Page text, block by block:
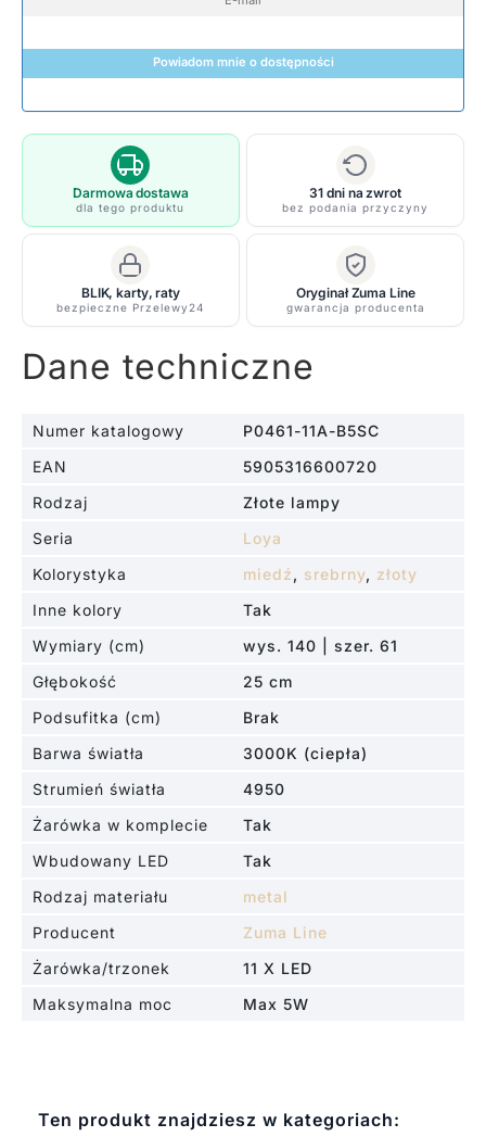
Powiadom mnie o dostępności
Darmowa dostawa
dla tego produktu
31 dni na zwrot
bez podania przyczyny
BLIK, karty, raty
bezpieczne Przelewy24
Oryginał Zuma Line
gwarancja producenta
Dane techniczne
Numer katalogowy
P0461-11A-B5SC
EAN
5905316600720
Rodzaj
Złote lampy
Seria
Loya
Kolorystyka
miedź , srebrny, złoty
Inne kolory
Tak
Wymiary (cm)
wys. 140 | szer. 61
Głębokość
25 cm
Podsufitka (cm)
Brak
Barwa światła
3000K (ciepła)
Strumień światła
4950
Żarówka w komplecie
Tak
Wbudowany LED
Tak
Rodzaj materiału
metal
Producent
Zuma Line
Żarówka/trzonek
11 X LED
Maksymalna moc
Max 5W
Ten produkt znajdziesz w kategoriach: